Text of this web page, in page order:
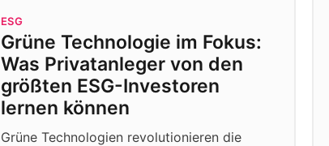
ESG
Grüne Technologie im Fokus:
Was Privatanleger von den
größten ESG-Investoren
lernen können
Grüne Technologien revolutionieren die